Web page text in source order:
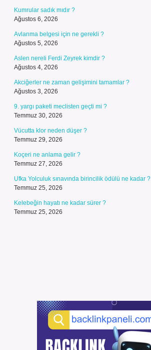
Kumrular sadık mıdır ?
Ağustos 6, 2026
Avlanma belgesi için ne gerekli ?
Ağustos 5, 2026
Aslen nereli Ferdi Zeyrek kimdir ?
Ağustos 4, 2026
Akciğerler ne zaman gelişimini tamamlar ?
Ağustos 3, 2026
9. yargı paketi meclisten geçti mi ?
Temmuz 30, 2026
Vücutta klor neden düşer ?
Temmuz 29, 2026
Koçeri ne anlama gelir ?
Temmuz 27, 2026
Ufka Yolculuk sınavında birincilik ödülü ne kadar ?
Temmuz 25, 2026
Kelebeğin hayatı ne kadar sürer ?
Temmuz 25, 2026